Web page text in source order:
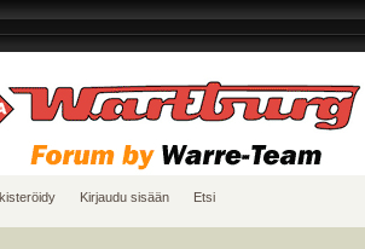
Kirjaudu sisään Etsi